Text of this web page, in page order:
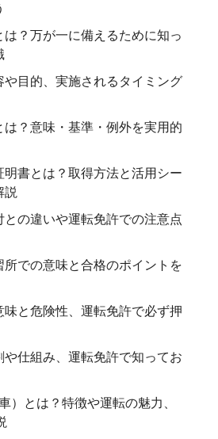
？万が一に備えるために知っ
目的、実施されるタイミング
？意味・基準・例外を実用的
書とは？取得方法と活用シー
説
との違いや運転免許での注意点
での意味と合格のポイントを
味と危険性、運転免許で必ず押
仕組み、運転免許で知ってお
）とは？特徴や運転の魅力、